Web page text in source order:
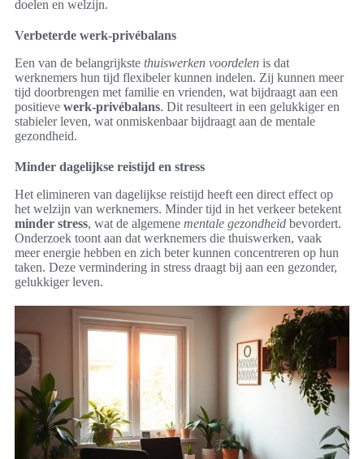
doelen en welzijn.
Verbeterde werk-privébalans
Een van de belangrijkste thuiswerken voordelen is dat
werknemers hun tijd flexibeler kunnen indelen. Zij kunnen meer
tijd doorbrengen met familie en vrienden, wat bijdraagt aan een
positieve werk-privébalans. Dit resulteert in een gelukkiger en
stabieler leven, wat onmiskenbaar bijdraagt aan de mentale
gezondheid.
Minder dagelijkse reistijd en stress
Het elimineren van dagelijkse reistijd heeft een direct effect op
het welzijn van werknemers. Minder tijd in het verkeer betekent
minder stress, wat de algemene mentale gezondheid bevordert.
Onderzoek toont aan dat werknemers die thuiswerken, vaak
meer energie hebben en zich beter kunnen concentreren op hun
taken. Deze vermindering in stress draagt bij aan een gezonder,
gelukkiger leven.